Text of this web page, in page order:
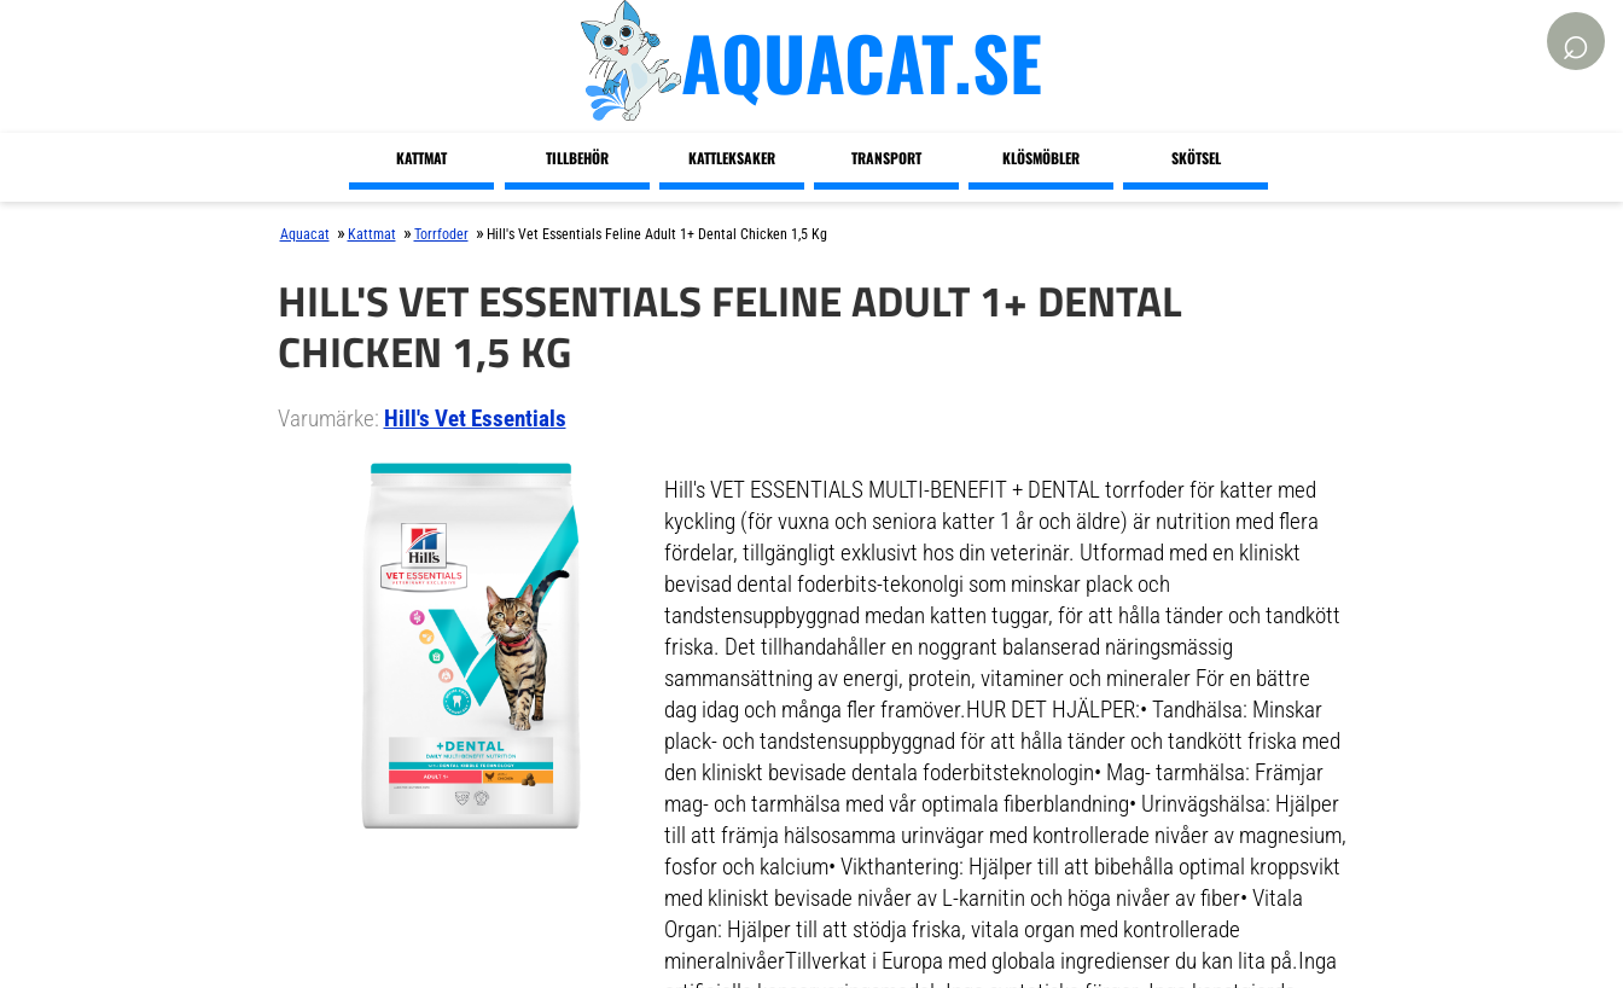
AQUACAT.SE ⌕
KATTMAT TILLBEHÖR KATTLEKSAKER TRANSPORT KLÖSMÖBLER SKÖTSEL
Aquacat » Kattmat » Torrfoder » Hill's Vet Essentials Feline Adult 1+ Dental Chicken 1,5 Kg
HILL'S VET ESSENTIALS FELINE ADULT 1+ DENTAL
CHICKEN 1,5 KG
Varumärke: Hill's Vet Essentials
Hill's VET ESSENTIALS MULTI-BENEFIT + DENTAL torrfoder för katter med
kyckling (för vuxna och seniora katter 1 år och äldre) är nutrition med flera
fördelar, tillgängligt exklusivt hos din veterinär. Utformad med en kliniskt
bevisad dental foderbits-tekonolgi som minskar plack och
tandstensuppbyggnad medan katten tuggar, för att hålla tänder och tandkött
friska. Det tillhandahåller en noggrant balanserad näringsmässig
sammansättning av energi, protein, vitaminer och mineraler För en bättre
dag idag och många fler framöver.HUR DET HJÄLPER:• Tandhälsa: Minskar
plack- och tandstensuppbyggnad för att hålla tänder och tandkött friska med
den kliniskt bevisade dentala foderbitsteknologin• Mag- tarmhälsa: Främjar
mag- och tarmhälsa med vår optimala fiberblandning• Urinvägshälsa: Hjälper
till att främja hälsosamma urinvägar med kontrollerade nivåer av magnesium,
fosfor och kalcium• Vikthantering: Hjälper till att bibehålla optimal kroppsvikt
med kliniskt bevisade nivåer av L-karnitin och höga nivåer av fiber• Vitala
Organ: Hjälper till att stödja friska, vitala organ med kontrollerade
mineralnivåerTillverkat i Europa med globala ingredienser du kan lita på.Inga